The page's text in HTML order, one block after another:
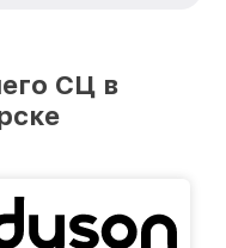
LG в городе
уровень
СЦ в